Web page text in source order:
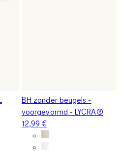
BH zonder beugels -
voorgevormd - LYCRA®
12,99 €